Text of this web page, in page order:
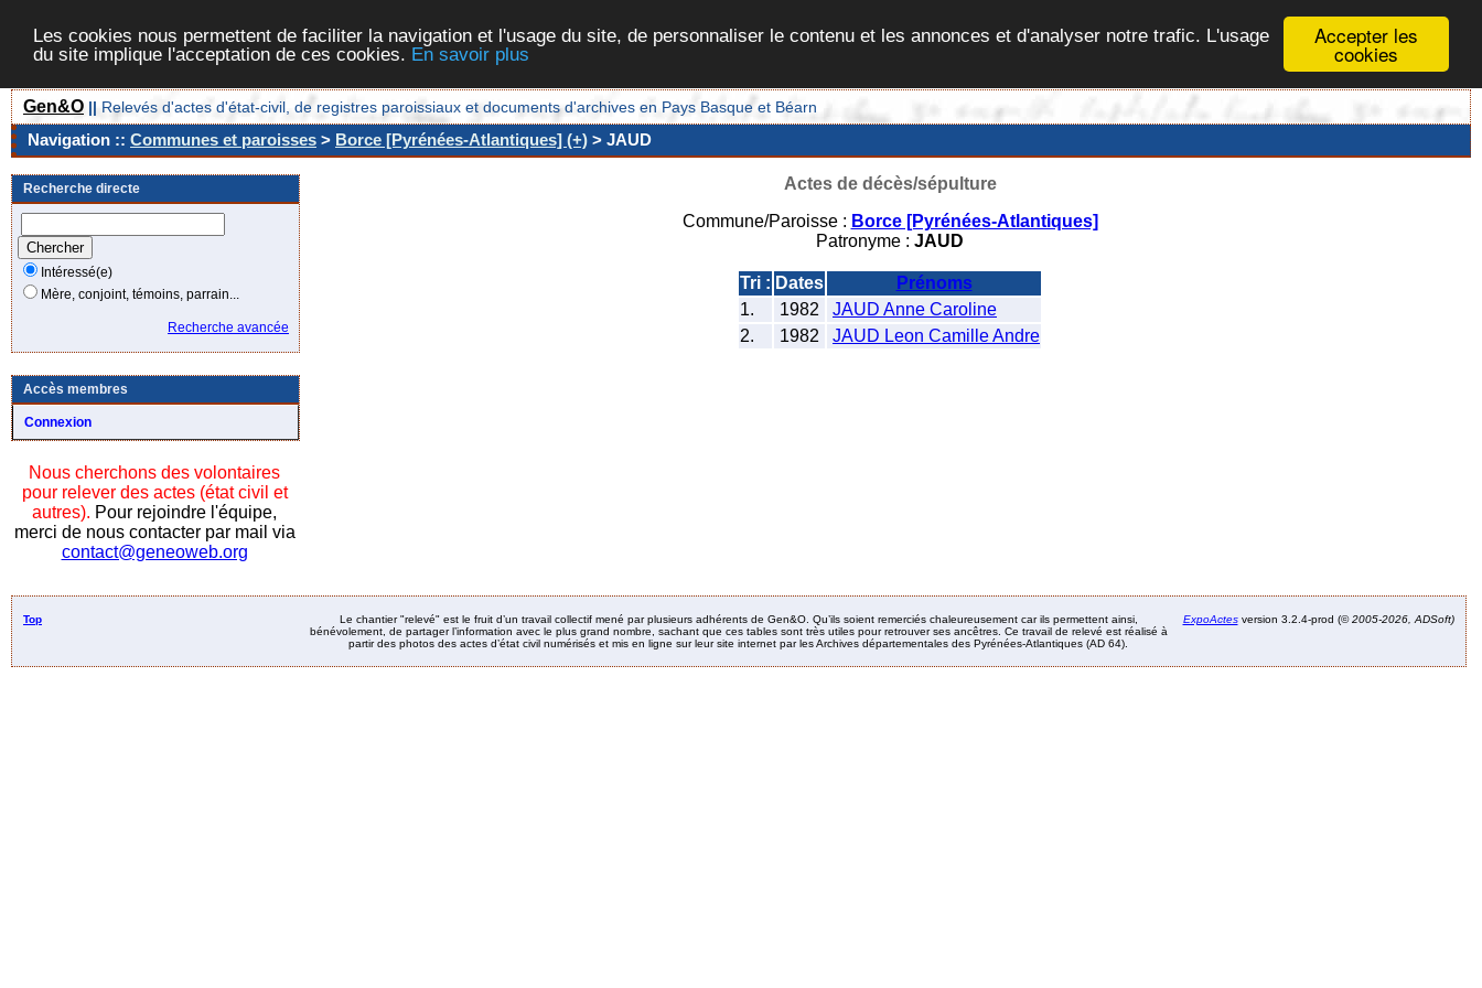
Accepter les
cookies
Les cookies nous permettent de faciliter la navigation et l'usage du site, de personnaliser le contenu et les annonces et d'analyser notre trafic. L'usage
du site implique l'acceptation de ces cookies. En savoir plus
Gen&O || Relevés d'actes d'état-civil, de registres paroissiaux et documents d'archives en Pays Basque et Béarn
Navigation :: Communes et paroisses > Borce [Pyrénées-Atlantiques] (+) > JAUD
Recherche directe
Intéressé(e)
Mère, conjoint, témoins, parrain...
Recherche avancée
Accès membres
Connexion
Nous cherchons des volontaires
pour relever des actes (état civil et
autres). Pour rejoindre l'équipe,
merci de nous contacter par mail via
contact@geneoweb.org
Actes de décès/sépulture
Commune/Paroisse : Borce [Pyrénées-Atlantiques]
Patronyme : JAUD
Tri : Dates
Prénoms
1.
1982
JAUD Anne Caroline
2.
1982 JAUD Leon Camille Andre
Top
Le chantier "relevé" est le fruit d’un travail collectif mené par plusieurs adhérents de Gen&O. Qu’ils soient remerciés chaleureusement car ils permettent ainsi,
bénévolement, de partager l’information avec le plus grand nombre, sachant que ces tables sont très utiles pour retrouver ses ancêtres. Ce travail de relevé est réalisé à
partir des photos des actes d’état civil numérisés et mis en ligne sur leur site internet par les Archives départementales des Pyrénées-Atlantiques (AD 64).
ExpoActesversion 3.2.4-prod (©2005-2026, ADSoft)